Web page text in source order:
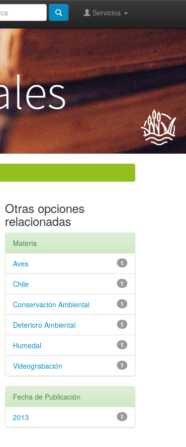
Servicios
Otras opciones
relacionadas
Materia
1
Aves
1
Chile
1
Conservación Ambiental
1
Deterioro Ambiental
1
Humedal
1
Videograbación
Fecha de Publicación
1
2013